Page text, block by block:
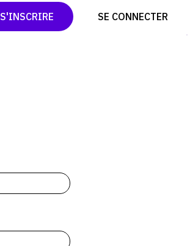
S'INSCRIRE SE CONNECTER
TWITTER
PINTEREST